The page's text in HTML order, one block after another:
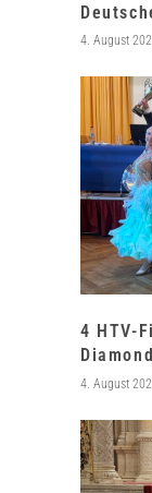
4. August
4 HTV-
4. August